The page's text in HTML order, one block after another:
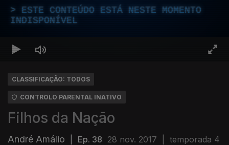
ESTE CONTEÚDO ESTÁ NESTE MOMENTO
INDISPONÍVEL
CLASSIFICAÇÃO: TODOS
CONTROLO PARENTAL INATIVO
Filhos da Nação
André Amálio Ep. 38 28 nov. 2017 temporada 4